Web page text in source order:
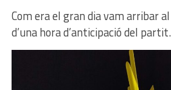
Com era el gran dia vam arribar
d’una hora d’anticipació del partit.